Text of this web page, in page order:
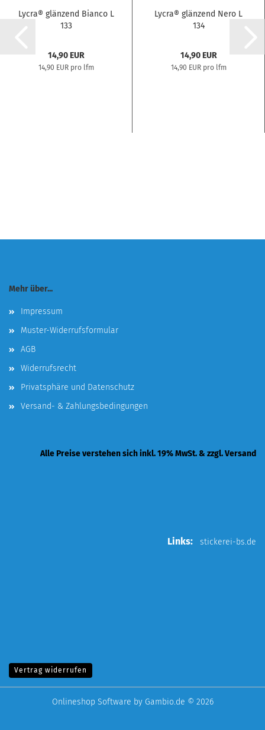
Lycra® glänzend Bianco L
133
14,90 EUR
14,90 EUR pro lfm
Lycra® glänzend Nero L
134
14,90 EUR
14,90 EUR pro lfm
Mehr über...
Impressum
Muster-Widerrufsformular
AGB
Widerrufsrecht
Privatsphäre und Datenschutz
Versand- & Zahlungsbedingungen
Alle Preise verstehen sich inkl. 19% MwSt. & zzgl. Versand
Links: stickerei-bs.de
Vertrag widerrufen
Onlineshop Software by Gambio.de © 2026